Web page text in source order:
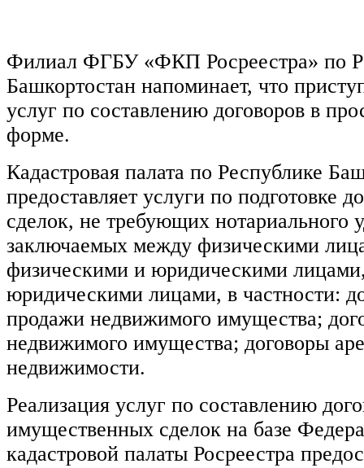
Филиал ФГБУ «ФКП Росреестра» по
Башкортостан напоминает, что
услуг по составлению договоров в
форме.
Кадастровая палата по Республике
предоставляет услуги по подготовке
сделок, не требующих нотариального
заключаемых между физическими
физическими и юридическими
юридическими лицами, в частности:
продажи недвижимого имущества;
недвижимого имущества; договоры
недвижимости.
Реализация услуг по составлению
имущественных сделок на базе
кадастровой палаты Росреестра